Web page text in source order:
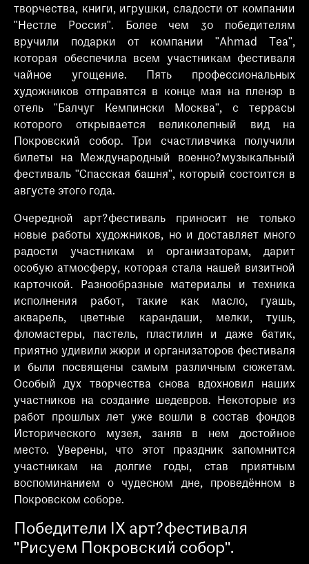
творчества, книги, игрушки, сладости от компании
"Нестле Россия". Более чем 30 победителям
вручили подарки от компании "Ahmad Tea",
которая обеспечила всем участникам фестиваля
чайное угощение. Пять профессиональных
художников отправятся в конце мая на пленэр в
отель "Балчуг Кемпински Москва", с террасы
которого открывается великолепный вид на
Покровский собор. Три счастливчика получили
билеты на Международный военно?музыкальный
фестиваль "Спасская башня", который состоится в
августе этого года.
Очередной арт?фестиваль приносит не только
новые работы художников, но и доставляет много
радости участникам и организаторам, дарит
особую атмосферу, которая стала нашей визитной
карточкой. Разнообразные материалы и техника
исполнения работ, такие как масло, гуашь,
акварель, цветные карандаши, мелки, тушь,
фломастеры, пастель, пластилин и даже батик,
приятно удивили жюри и организаторов фестиваля
и были посвящены самым различным сюжетам.
Особый дух творчества снова вдохновил наших
участников на создание шедевров. Некоторые из
работ прошлых лет уже вошли в состав фондов
Исторического музея, заняв в нем достойное
место. Уверены, что этот праздник запомнится
участникам на долгие годы, став приятным
воспоминанием о чудесном дне, проведённом в
Покровском соборе.
Победители IX арт?фестиваля
"Рисуем Покровский собор".